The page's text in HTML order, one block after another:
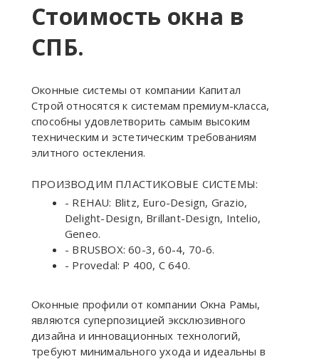
Стоимость окна в
СПБ.
Оконные системы от компании Капитал
Строй относятся к системам премиум-класса,
способны удовлетворить самым высоким
техническим и эстетическим требованиям
элитного остекления.
ПРОИЗВОДИМ ПЛАСТИКОВЫЕ СИСТЕМЫ:
- REHAU: Blitz, Euro-Design, Grazio,
Delight-Design, Brillant-Design, Intelio,
Geneo.
- BRUSBOX: 60-3, 60-4, 70-6.
- Provedal: P 400, C 640.
Оконные профили от компании Окна Рамы,
являются суперпозицией эксклюзивного
дизайна и инновационных технологий,
требуют минимального ухода и идеальны в